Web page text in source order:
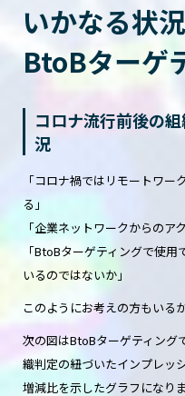
いかなる状
BtoBターゲ
コロナ流行前後の
況
「コロナ禍ではリモートワ
る」
「企業ネットワークからのア
「BtoBターゲティングで使
いるのではないか」
このようにお考えの方もいる
次の図はBtoBターゲティング
織判定の紐づいたインプレッ
増減比を示したグラフになりま